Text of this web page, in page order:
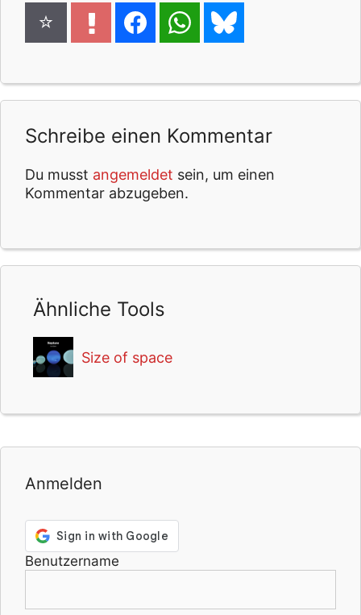
Schreibe einen Kommentar
Du musst angemeldet sein, um einen
Kommentar abzugeben.
Ähnliche Tools
Size of space
Anmelden
Benutzername